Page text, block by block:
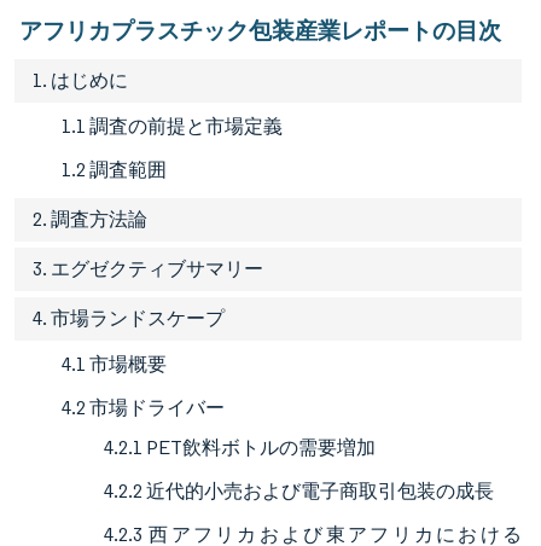
アフリカプラスチック包装産業レポートの目次
1. はじめに
1.1 調査の前提と市場定義
1.2 調査範囲
2. 調査方法論
3. エグゼクティブサマリー
4. 市場ランドスケープ
4.1 市場概要
4.2 市場ドライバー
4.2.1 PET飲料ボトルの需要増加
4.2.2 近代的小売および電子商取引包装の成長
4.2.3 西アフリカおよび東アフリカにおける